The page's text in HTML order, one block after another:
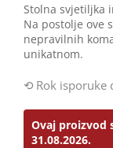
Stolna svjetiljka
Na postolje ove
nepravilnih
unikatnom.
Rok isporuke
Ovaj proizvod
31.08.2026.